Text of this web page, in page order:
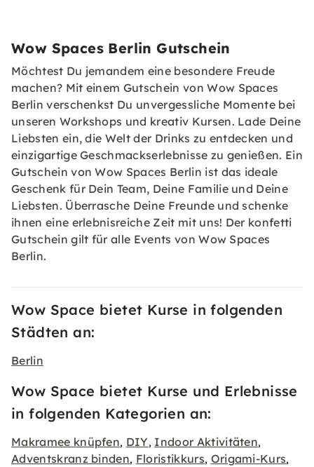
Wow Spaces Berlin Gutschein
Möchtest Du jemandem eine besondere Freude
machen? Mit einem Gutschein von Wow Spaces
Berlin verschenkst Du unvergessliche Momente bei
unseren Workshops und kreativ Kursen. Lade Deine
Liebsten ein, die Welt der Drinks zu entdecken und
einzigartige Geschmackserlebnisse zu genießen. Ein
Gutschein von Wow Spaces Berlin ist das ideale
Geschenk für Dein Team, Deine Familie und Deine
Liebsten. Überrasche Deine Freunde und schenke
ihnen eine erlebnisreiche Zeit mit uns! Der konfetti
Gutscheingilt für alle Events von Wow Spaces
Berlin.
Wow Space bietet Kurse in folgenden
Städten an:
Berlin
Wow Space bietet Kurse und Erlebnisse
in folgenden Kategorien an:
Makramee knüpfen, DIY, Indoor Aktivitäten,
Adventskranz binden, Floristikkurs, Origami-Kurs,